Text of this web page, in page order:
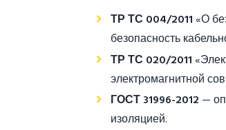
ТР ТС 004/2011«О
безопасность
ТР ТС 020/2011
электромагнитной
ГОСТ 31996-2012 —
изоляцией.